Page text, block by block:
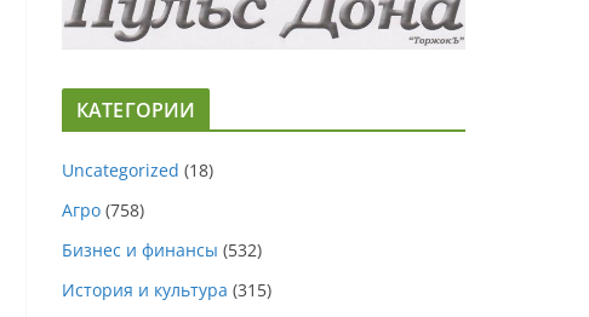
КАТЕГОРИИ
Uncategorized (18)
Агро (758)
Бизнес и финансы (532)
История и культура (315)